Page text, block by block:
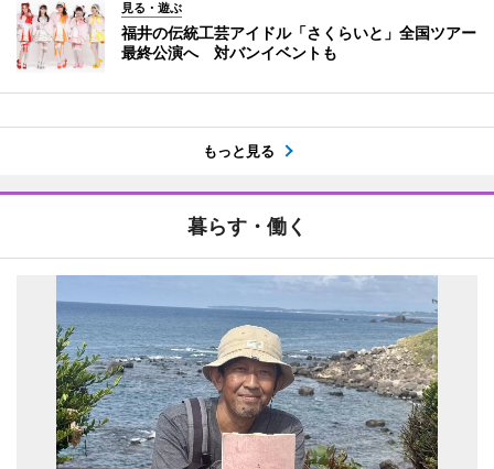
見る・遊ぶ
福井の伝統工芸アイドル「さくらいと」全国ツアー
最終公演へ 対バンイベントも
もっと見る
暮らす・働く